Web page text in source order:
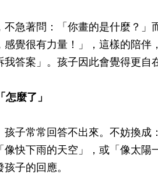
急著問：「你畫的是什麼？」
感覺很有力量！」，這樣的陪
答案」。孩子因此會覺得更自在
麼了」
孩子常常回答不出來。不妨換成
快下雨的天空」，或「像太陽
子的回應。